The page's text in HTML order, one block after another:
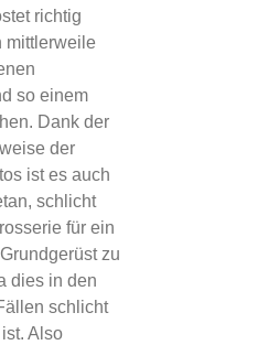
richtig
mittlerweile
so einem
Dank der
der
ist es auch
schlicht
für ein
zu
dies in den
schlicht
Also